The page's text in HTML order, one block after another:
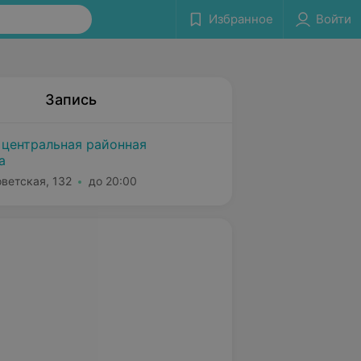
Избранное Войти
Запись
районная
132 до 20:00